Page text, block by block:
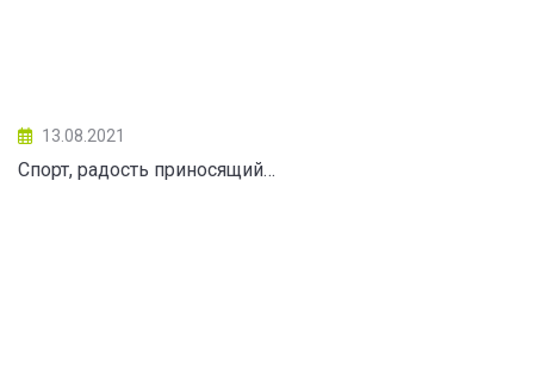
13.08.2021
Спорт, радость приносящий…